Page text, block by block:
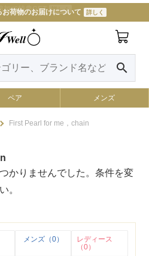
加で特典GET 詳しく
荷物のお届けについて 詳しく
search
ペア メンズ
First Pearl for me，chain
かりませんでした。条件を変
。
メンズ（0）
レディース
（0）